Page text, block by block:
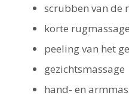
scrubben van de
korte rugmassage
peeling van het
gezichtsmassage
hand- en